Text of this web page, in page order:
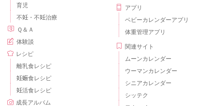
育児
不妊・不妊治療
Ｑ＆Ａ
体験談
レシピ
離乳食レシピ
妊娠食レシピ
妊活食レシピ
成長アルバム
アプリ
ベビーカレンダーアプリ
体重管理アプリ
関連サイト
ムーンカレンダー
ウーマンカレンダー
シニアカレンダー
シッテク